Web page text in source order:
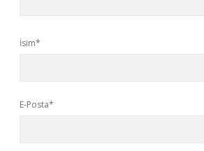
İsim*
E-Posta*